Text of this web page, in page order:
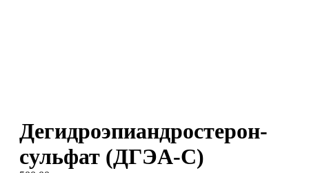
Дегидроэпиандростерон-
сульфат (ДГЭА-С)